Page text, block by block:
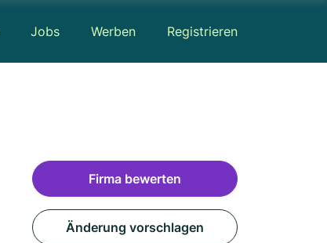
Jobs Werben Registrieren
Firma bewerten
Änderung vorschlagen